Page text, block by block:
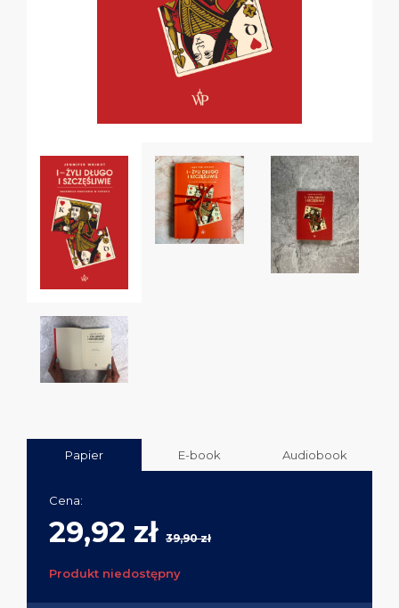
Papier E-book Audiobook
Cena:
29,92 zł 39,90 zł
Produkt niedostępny